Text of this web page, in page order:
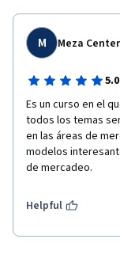
M Meza
5.0
Es un curso en el
todos los temas
en las áreas de
modelos
de mercadeo.
Helpful